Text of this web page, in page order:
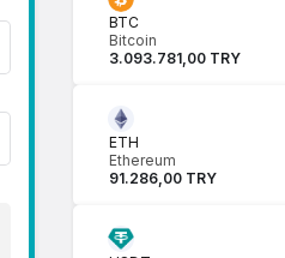
7,04 TL
BTC
Bitcoin
3.093.781,00 TRY
ETH
Ethereum
91.286,00 TRY